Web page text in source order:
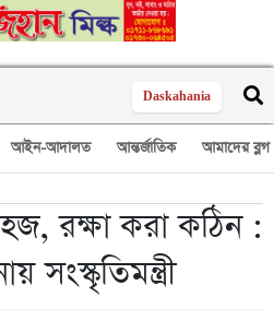
Daskahania
আইন-আদালত আন্তর্জাতিক আমাদের ব্লগ
রক্ষা করা কঠিন :
সংস্কৃতিমন্ত্রী